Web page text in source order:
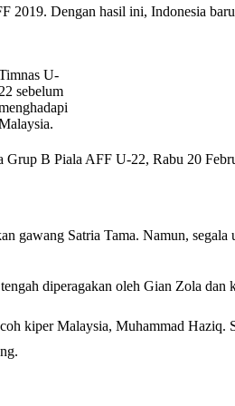
2019. Dengan hasil ini, Indonesia
U-
22 sebelum
B Piala AFF U-22, Rabu 20
gawang Satria Tama. Namun,
diperagakan oleh Gian Zola
kiper Malaysia, Muhammad Haziq.